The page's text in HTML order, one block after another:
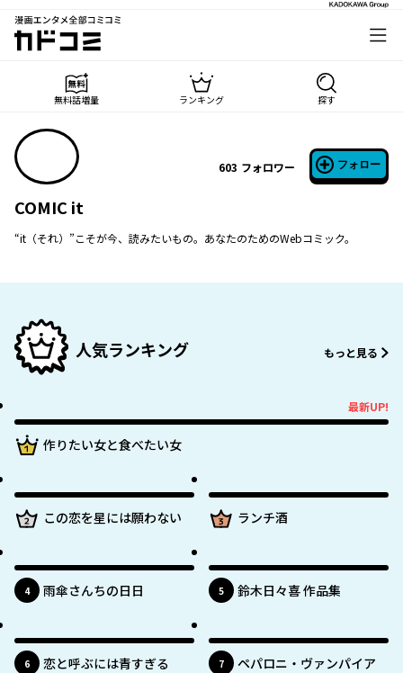
漫画エンタメ全部コミコミ
カドコミ
無料話増量 ランキング 探す
603 フォロワー フォロー
COMIC it
“it（それ）”こそが今、読みたいもの。あなたのためのWebコミック。
人気ランキング もっと見る
最新UP!
作りたい女と食べたい女
この恋を星には願わない ランチ酒
4位 雨傘さんちの日日 5位 鈴木日々喜 作品集
6位 恋と呼ぶには青すぎる 7位 ペパロニ・ヴァンパイア